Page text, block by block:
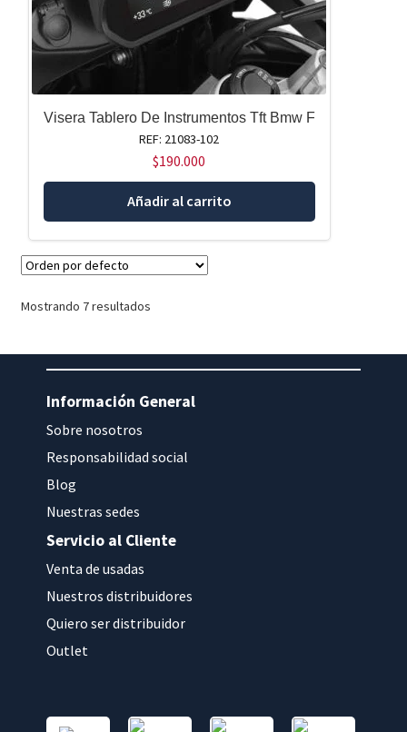
Visera Tablero De Instrumentos Tft Bmw F
REF: 21083-102
$190.000
Añadir al carrito
Mostrando 7 resultados
Información General
Sobre nosotros
Responsabilidad social
Blog
Nuestras sedes
Servicio al Cliente
Venta de usadas
Nuestros distribuidores
Quiero ser distribuidor
Outlet